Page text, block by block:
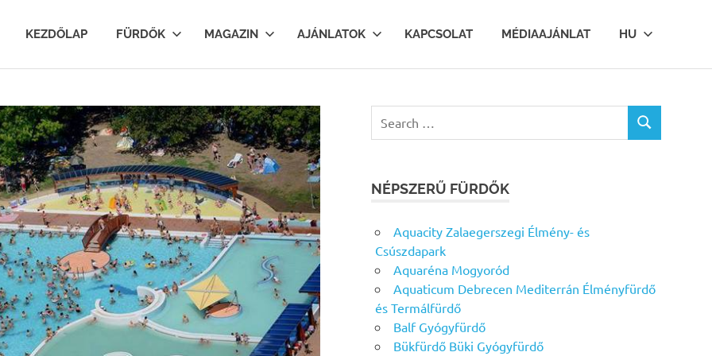
KEZDŐLAP FÜRDŐK MAGAZIN AJÁNLATOK KAPCSOLAT MÉDIAAJÁNLAT HU
for:
SEARCH
NÉPSZERŰ FÜRDŐK
Aquacity Zalaegerszegi Élmény- és
Csúszdapark
Aquaréna Mogyoród
Aquaticum Debrecen Mediterrán Élményfürdő
és Termálfürdő
Balf Gyógyfürdő
Bükfürdő Büki Gyógyfürdő